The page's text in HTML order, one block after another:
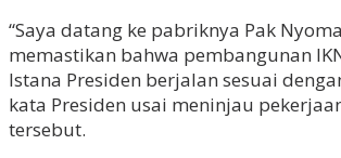
“Saya datang ke pabriknya Pak
memastikan bahwa pembangunan
Istana Presiden berjalan sesuai
kata Presiden usai meninjau
tersebut.